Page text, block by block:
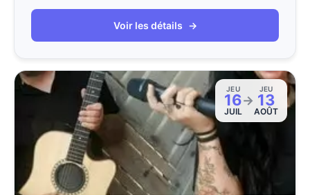
Voir les détails →
JEU
16
JUIL
→
JEU
13
AOÛT